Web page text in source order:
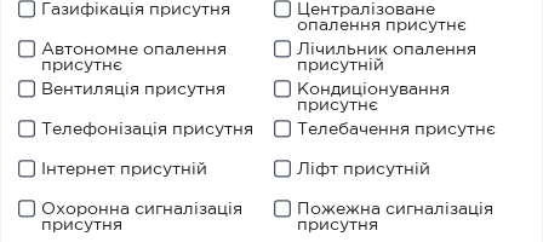
Газифікація присутня
Централізоване
опалення присутнє
Автономне опалення
присутнє
Лічильник опалення
присутній
Вентиляція присутня
Кондиціонування
присутнє
Телефонізація присутня
Телебачення присутнє
Інтернет присутній Ліфт присутній
Охоронна сигналізація
присутня
Пожежна сигналізація
присутня